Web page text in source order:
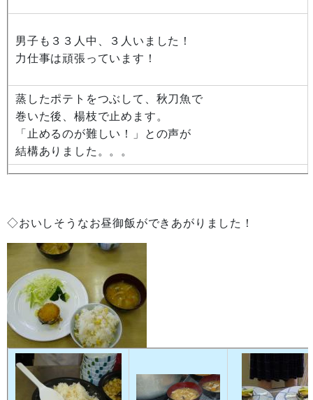
男子も３３人中、３人いました！
力仕事は頑張っています！
蒸したポテトをつぶして、秋刀魚で
巻いた後、楊枝で止めます。
「止めるのが難しい！」との声が
結構ありました。。。
◇おいしそうなお昼御飯ができあがりました！